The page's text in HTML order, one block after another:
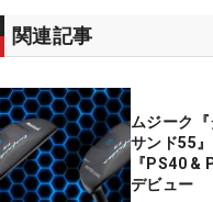
関連記事
ムジーク
サンド55
『PS40 &
デビュー